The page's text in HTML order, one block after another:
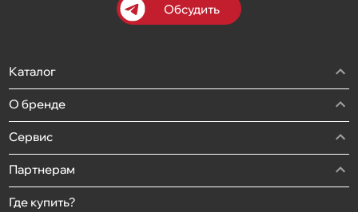
Обсудить
Каталог
О бренде
Сервис
Партнерам
Где купить?